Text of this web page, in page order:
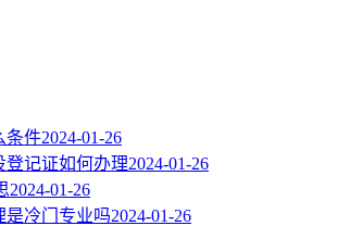
条件2024-01-26
登记证如何办理2024-01-26
2024-01-26
是冷门专业吗2024-01-26